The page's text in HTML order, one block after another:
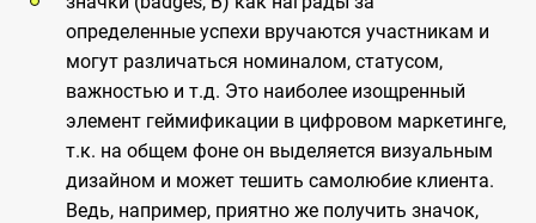
определенные успехи вручаются участникам и
могут различаться номиналом, статусом,
важностью и т.д. Это наиболее изощренный
элемент геймификации в цифровом маркетинге,
т.к. на общем фоне он выделяется визуальным
дизайном и может тешить самолюбие клиента.
Ведь, например, приятно же получить значок,